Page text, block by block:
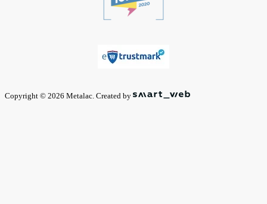
Copyright © 2026 Metalac. Created by